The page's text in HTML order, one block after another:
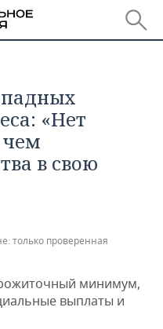
«Нет
чем
в свою
только проверенная
минимум,
выплаты и